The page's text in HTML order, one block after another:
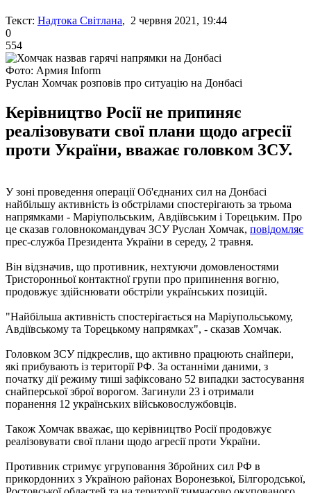
Текст: Надтока Світлана, 2 червня 2021, 19:44
0
554
Фото: Армия Inform
Руслан Хомчак розповів про ситуацію на Донбасі
Керівництво Росії не припиняє
реалізовувати свої плани щодо агресії
проти України, вважає головком ЗСУ.
У зоні проведення операції Об'єднаних сил на Донбасі
найбільшу активність із обстрілами спостерігають за трьома
напрямками - Маріупольським, Авдіївським і Торецьким. Про
це сказав головнокомандувач ЗСУ Руслан Хомчак, повідомляє
прес-служба Президента України в середу, 2 травня.
Він відзначив, що противник, нехтуючи домовленостями
Тристоронньої контактної групи про припинення вогню,
продовжує здійснювати обстріли українських позицій.
"Найбільша активність спостерігається на Маріупольському,
Авдіївському та Торецькому напрямках", - сказав Хомчак.
Головком ЗСУ підкреслив, що активно працюють снайпери,
які прибувають із території РФ. За останніми даними, з
початку дії режиму тиші зафіксовано 52 випадки застосування
снайперської зброї ворогом. Загинули 23 і отримали
поранення 12 українських військовослужбовців.
Також Хомчак вважає, що керівництво Росії продовжує
реалізовувати свої плани щодо агресії проти України.
Противник стримує угруповання Збройних сил РФ в
прикордонних з Україною районах Воронезької, Білгородської,